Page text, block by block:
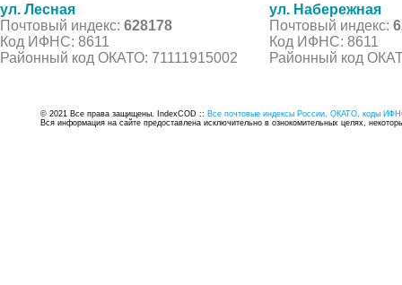
ул. Лесная
Почтовый индекс: 628178
Код ИФНС: 8611
Районный код ОКАТО: 71111915002
ул. Набережная
Почтовый индекс:
Код ИФНС: 8611
Районный код
© 2021 Все права защищены. IndexCOD :: Все почтовые индексы России, ОКАТО, коды
Вся информация на сайте предоставлена исключительно в ознокомительных целях,